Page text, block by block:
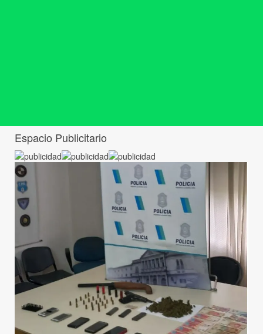
Espacio Publicitario